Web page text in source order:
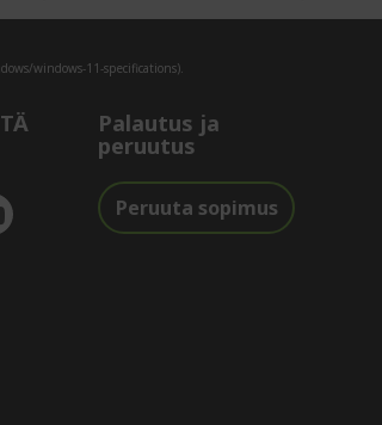
windows-11-specifications).
Palautus ja
peruutus
Peruuta sopimus